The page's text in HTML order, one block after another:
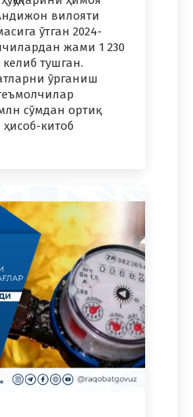
вилояти
ўтган 2024-
жами 1 230
тушган.
ўрганиш
сўмдан ортиқ
ҳисоб-китоб